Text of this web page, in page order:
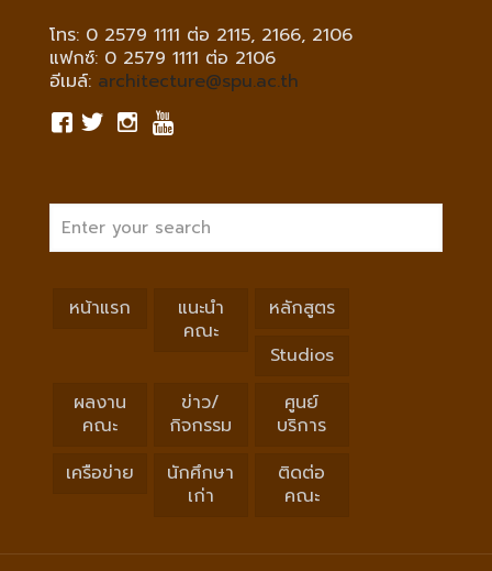
โทร: 0 2579 1111 ต่อ 2115, 2166, 2106
แฟกซ์: 0 2579 1111 ต่อ 2106
อีเมล์: architecture@spu.ac.th
หน้าแรก
แนะนำ
คณะ
หลักสูตร
Studios
ผลงาน
คณะ
ข่าว/
กิจกรรม
ศูนย์
บริการ
เครือข่าย
นักศึกษา
เก่า
ติดต่อ
คณะ